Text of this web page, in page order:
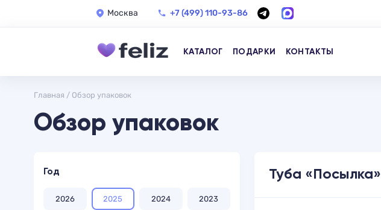
Москва +7 (499) 110-93-86
КАТАЛОГ ПОДАРКИ КОНТАКТЫ
Главная / Обзор упаковок
Обзор упаковок
Год
2026 2025 2024 2023
Туба «Посылка»